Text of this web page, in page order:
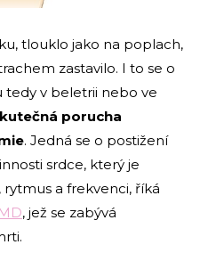
tlouklo jako na poplach,
zastavilo. I to se o
tedy v beletrii nebo ve
porucha
. Jedná se o postižení
srdce, který je
a frekvenci, říká
, jež se zabývá